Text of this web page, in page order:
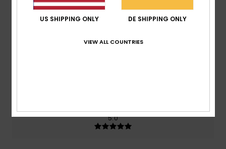
5.0
US SHIPPING ONLY DE SHIPPING ONLY
VIEW ALL COUNTRIES